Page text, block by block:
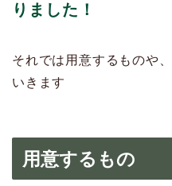
りました！
それでは用意するものや
いきます
用意するもの